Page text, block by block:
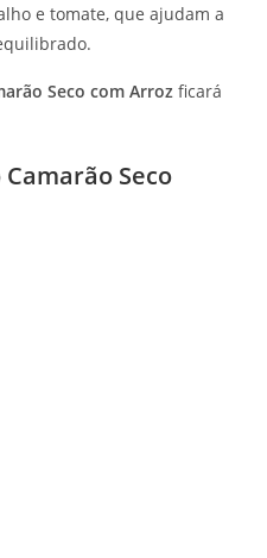
e tomate, que ajudam a
Seco com Arroz ficará
Seco